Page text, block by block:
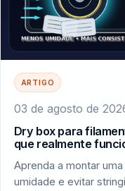
ARTIGO
03 de agosto de
Dry box para
que realmente
Aprenda a montar
umidade e evitar